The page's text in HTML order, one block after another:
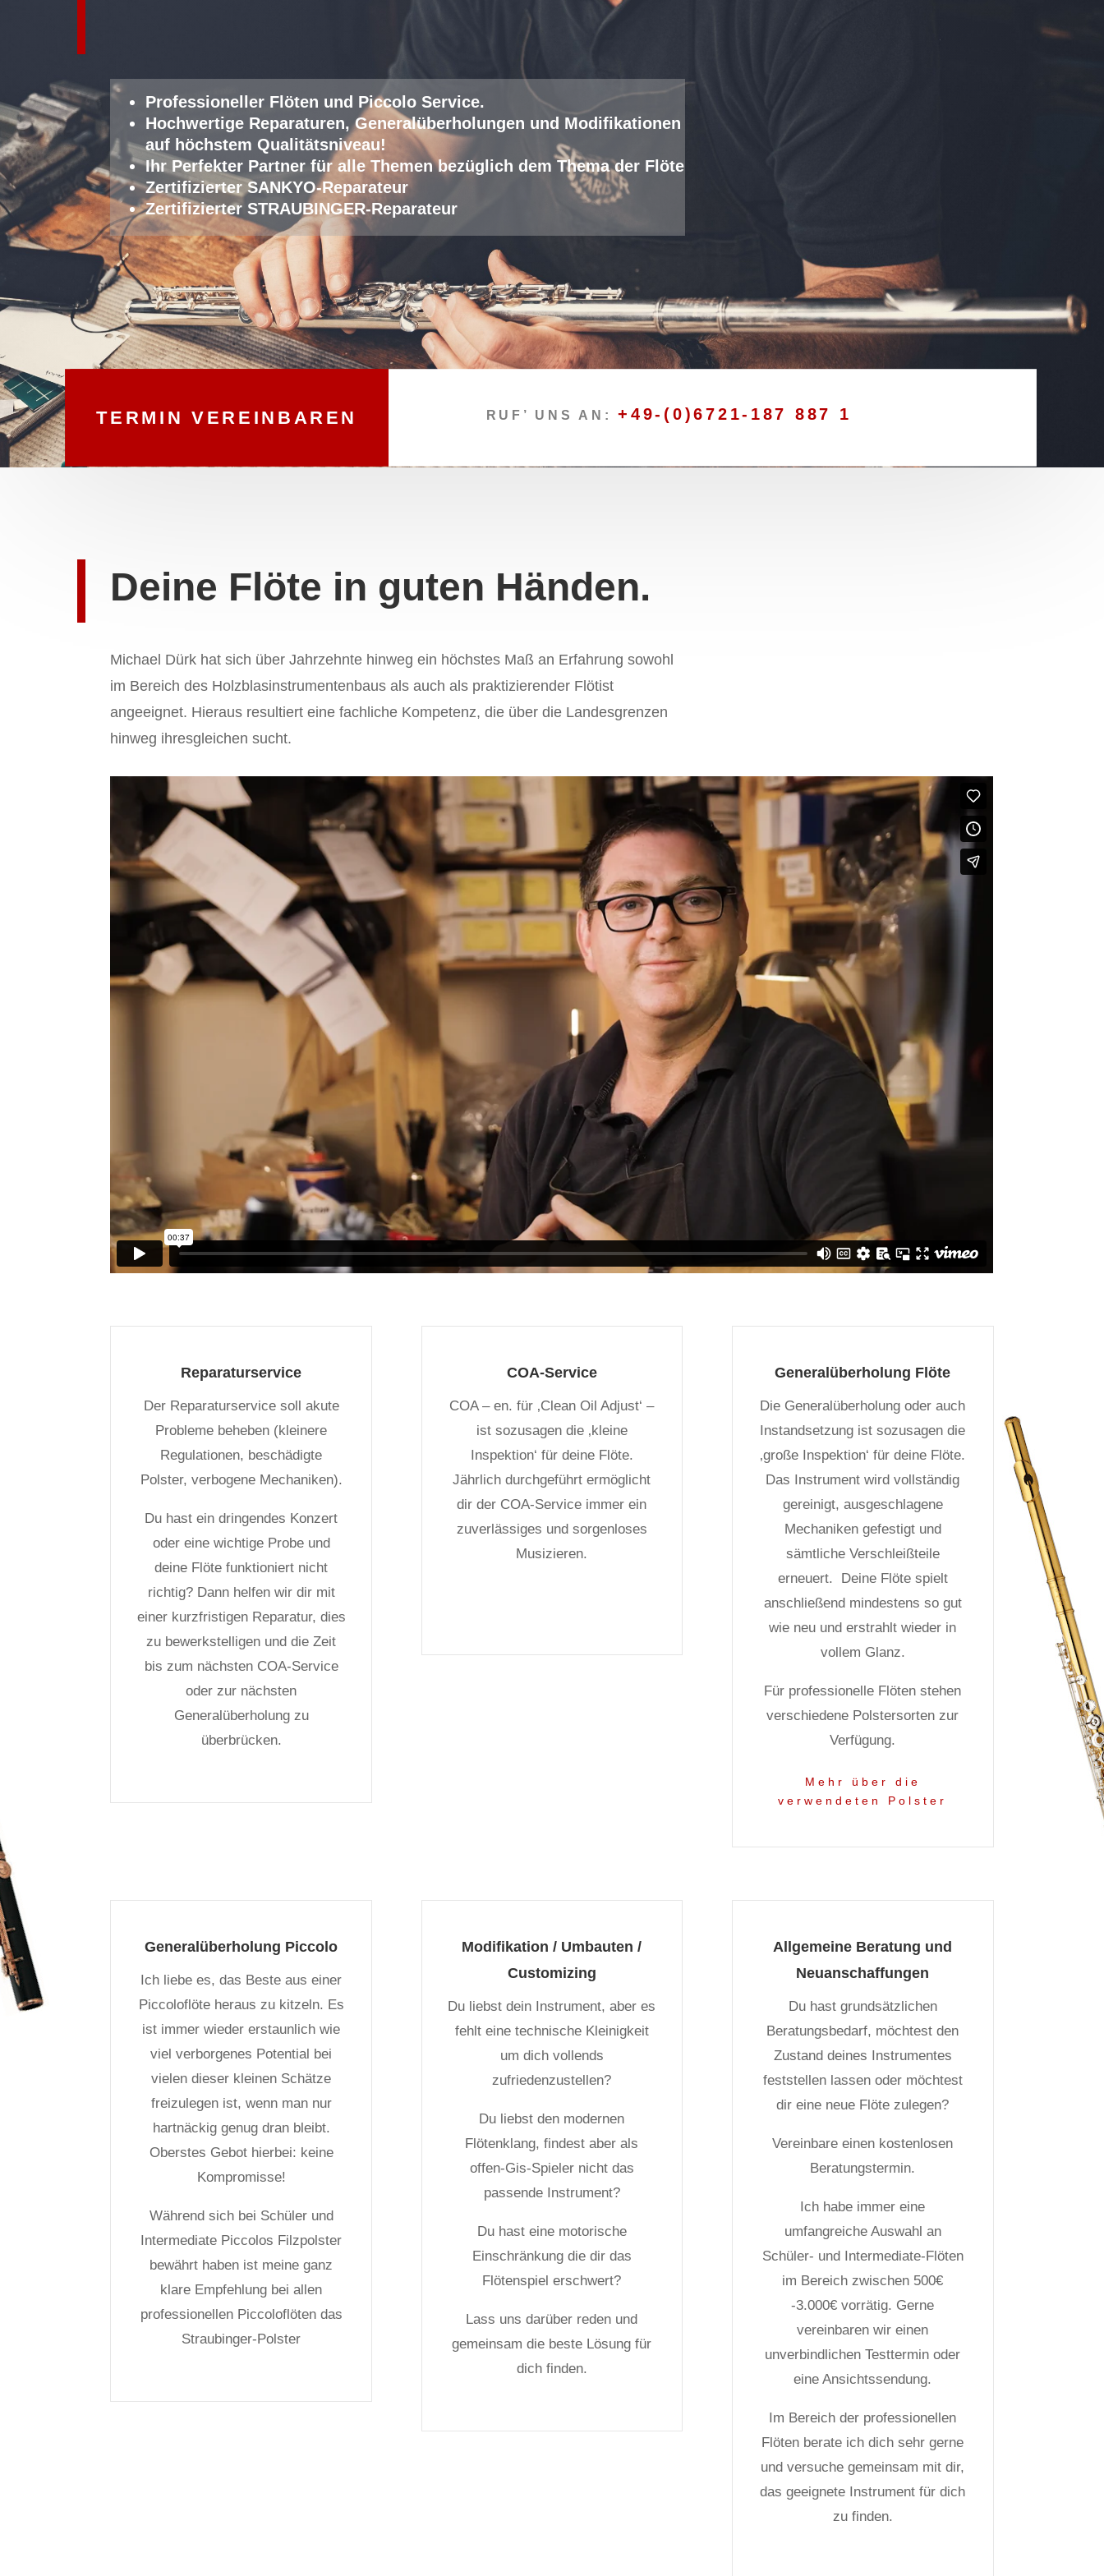
Professioneller Flöten und Piccolo Service.
Hochwertige Reparaturen, Generalüberholungen und Modifikationen
auf höchstem Qualitätsniveau!
Ihr Perfekter Partner für alle Themen bezüglich dem Thema der Flöte
Zertifizierter SANKYO-Reparateur
Zertifizierter STRAUBINGER-Reparateur
TERMIN VEREINBAREN RUF’ UNS AN:+49-(0)6721-187 887 1
Deine Flöte in guten Händen.
Michael Dürk hat sich über Jahrzehnte hinweg ein höchstes Maß an Erfahrung sowohl
im Bereich des Holzblasinstrumentenbaus als auch als praktizierender Flötist
angeeignet. Hieraus resultiert eine fachliche Kompetenz, die über die Landesgrenzen
hinweg ihresgleichen sucht.
Reparaturservice
Der Reparaturservice soll akute
Probleme beheben (kleinere
Regulationen, beschädigte
Polster, verbogene Mechaniken).
Du hast ein dringendes Konzert
oder eine wichtige Probe und
deine Flöte funktioniert nicht
richtig? Dann helfen wir dir mit
einer kurzfristigen Reparatur, dies
zu bewerkstelligen und die Zeit
bis zum nächsten COA-Service
oder zur nächsten
Generalüberholung zu
überbrücken.
COA-Service
COA – en. für ‚Clean Oil Adjust‘ –
ist sozusagen die ‚kleine
Inspektion‘ für deine Flöte.
Jährlich durchgeführt ermöglicht
dir der COA-Service immer ein
zuverlässiges und sorgenloses
Musizieren.
Generalüberholung Flöte
Die Generalüberholung oder auch
Instandsetzung ist sozusagen die
‚große Inspektion‘ für deine Flöte.
Das Instrument wird vollständig
gereinigt, ausgeschlagene
Mechaniken gefestigt und
sämtliche Verschleißteile
erneuert.
Deine Flöte spielt
anschließend mindestens so gut
wie neu und erstrahlt wieder in
vollem Glanz.
Für professionelle Flöten stehen
verschiedene Polstersorten zur
Verfügung.
Mehr über die
verwendeten Polster
Generalüberholung Piccolo
Ich liebe es, das Beste aus einer
Piccoloflöte heraus zu kitzeln. Es
ist immer wieder erstaunlich wie
viel verborgenes Potential bei
vielen dieser kleinen Schätze
freizulegen ist, wenn man nur
hartnäckig genug dran bleibt.
Oberstes Gebot hierbei: keine
Kompromisse!
Während sich bei Schüler und
Intermediate Piccolos Filzpolster
bewährt haben ist meine ganz
klare Empfehlung bei allen
professionellen Piccoloflöten das
Straubinger-Polster
Modifikation / Umbauten /
Customizing
Du liebst dein Instrument, aber es
fehlt eine technische Kleinigkeit
um dich vollends
zufriedenzustellen?
Du liebst den modernen
Flötenklang, findest aber als
offen-Gis-Spieler nicht das
passende Instrument?
Du hast eine motorische
Einschränkung die dir das
Flötenspiel erschwert?
Lass uns darüber reden und
gemeinsam die beste Lösung für
dich finden.
Allgemeine Beratung und
Neuanschaffungen
Du hast grundsätzlichen
Beratungsbedarf, möchtest den
Zustand deines Instrumentes
feststellen lassen oder möchtest
dir eine neue Flöte zulegen?
Vereinbare einen kostenlosen
Beratungstermin.
Ich habe immer eine
umfangreiche Auswahl an
Schüler- und Intermediate-Flöten
im Bereich zwischen 500€
-3.000€ vorrätig. Gerne
vereinbaren wir einen
unverbindlichen Testtermin oder
eine Ansichtssendung.
Im Bereich der professionellen
Flöten berate ich dich sehr gerne
und versuche gemeinsam mit dir,
das geeignete Instrument für dich
zu finden.